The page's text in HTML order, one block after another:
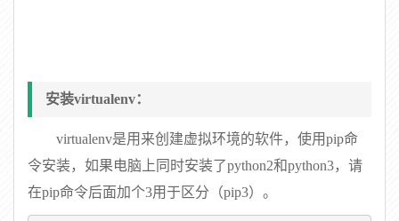
安装virtualenv：
virtualenv是用来创建虚拟环境的软件，使用pip命
令安装，如果电脑上同时安装了python2和python3，请
在pip命令后面加个3用于区分（pip3）。